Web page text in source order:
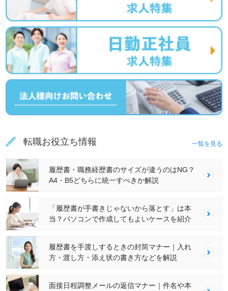
転職お役立ち情報 一覧を見る
履歴書・職務経歴書のサイズが違うのはNG？
A4・B5どちらに統一すべきか解説
「履歴書が手書きじゃないから落とす」は本
当？パソコンで作成してもよいケースを紹介
履歴書を手渡しするときの封筒マナー｜入れ
方・渡し方・添え状の書き方などを解説
面接日程調整メールの返信マナー｜件名や本